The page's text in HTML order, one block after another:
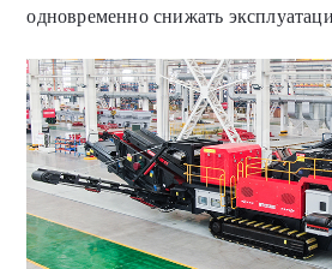
одновременно снижать